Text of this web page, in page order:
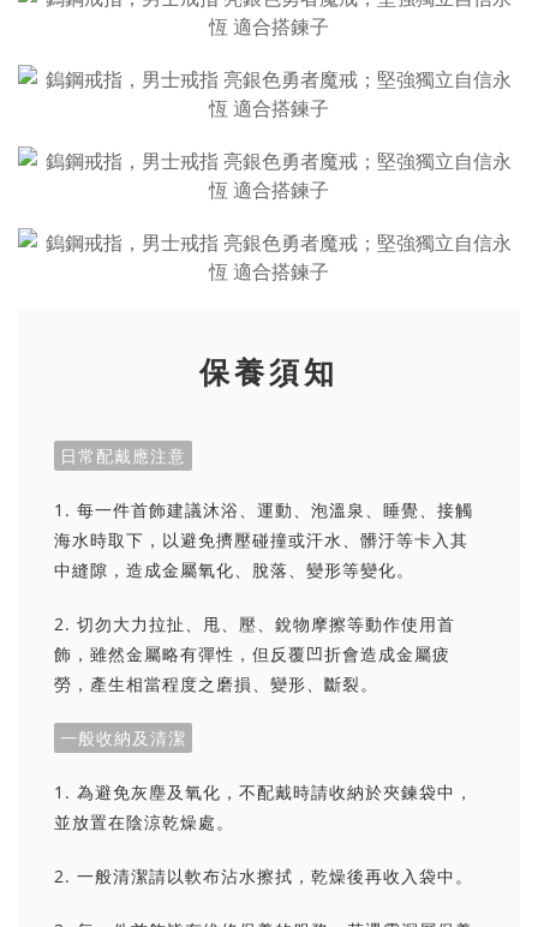
保養須知
日常配戴應注意
1. 每一件首飾建議沐浴、運動、泡溫泉、睡覺、接觸
海水時取下，以避免擠壓碰撞或汗水、髒汙等卡入其
中縫隙，造成金屬氧化、脫落、變形等變化。
2. 切勿大力拉扯、甩、壓、銳物摩擦等動作使用首
飾，雖然金屬略有彈性，但反覆凹折會造成金屬疲
勞，產生相當程度之磨損、變形、斷裂。
一般收納及清潔
1. 為避免灰塵及氧化，不配戴時請收納於夾鍊袋中，
並放置在陰涼乾燥處。
2. 一般清潔請以軟布沾水擦拭，乾燥後再收入袋中。